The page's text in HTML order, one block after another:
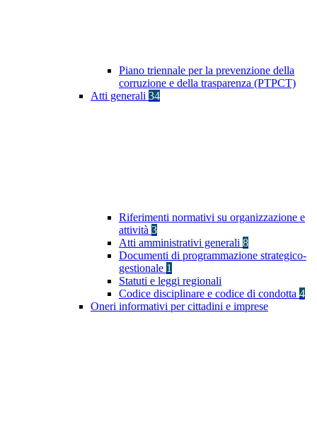
Piano triennale per la prevenzione della
corruzione e della trasparenza (PTPCT)
Atti generali 34
Riferimenti normativi su organizzazione e
attività 3
Atti amministrativi generali 8
Documenti di programmazione strategico-
gestionale 1
Statuti e leggi regionali
Codice disciplinare e codice di condotta 4
Oneri informativi per cittadini e imprese